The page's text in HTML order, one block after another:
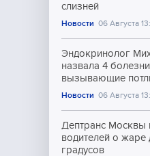
слизней
Новости 06 Августа
Эндокринолог
назвала 4 болезни,
вызывающие
Новости 06 Августа
Дептранс Москвы
водителей о жаре
градусов